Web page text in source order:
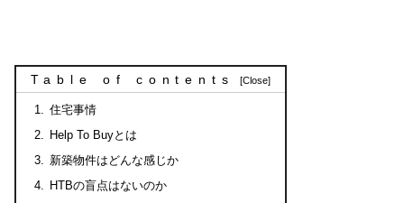
Table of contents
住宅事情
Help To Buyとは
新築物件はどんな感じか
HTBの盲点はないのか